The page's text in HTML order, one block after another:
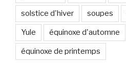
solstice d'hiver soupes
Yule équinoxe d'automne
équinoxe de printemps